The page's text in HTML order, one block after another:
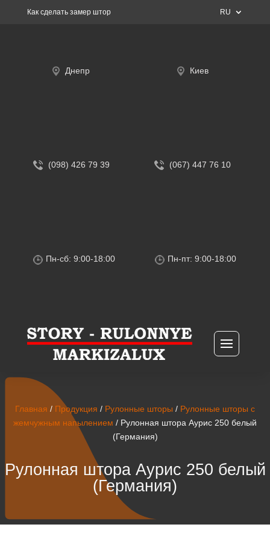
Как сделать замер штор RU
Днепр
(098) 426 79 39
Пн-сб: 9:00-18:00
Киев
(067) 447 76 10
Пн-пт: 9:00-18:00
Главная / Продукция / Рулонные шторы / Рулонные шторы с
жемчужным напылением / Рулонная штора Аурис 250 белый
(Германия)
Рулонная штора Аурис 250 белый
(Германия)